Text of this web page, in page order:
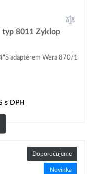
typ 8011 Zyklop
adaptérem Wera 870/1
s DPH
Doporučujeme
Novinka